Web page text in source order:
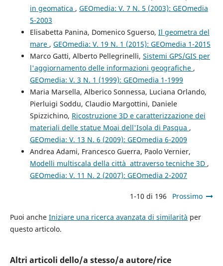
in geomatica , GEOmedia: V. 7 N. 5 (2003): GEOmedia
5-2003
Elisabetta Panina, Domenico Sguerso, Il geometra del
mare , GEOmedia: V. 19 N. 1 (2015): GEOmedia 1-2015
Marco Gatti, Alberto Pellegrinelli, Sistemi GPS/GIS per
l'aggiornamento delle informazioni geografiche ,
GEOmedia: V. 3 N. 1 (1999): GEOmedia 1-1999
Maria Marsella, Alberico Sonnessa, Luciana Orlando,
Pierluigi Soddu, Claudio Margottini, Daniele
Spizzichino, Ricostruzione 3D e caratterizzazione dei
materiali delle statue Moai dell'Isola di Pasqua ,
GEOmedia: V. 13 N. 6 (2009): GEOmedia 6-2009
Andrea Adami, Francesco Guerra, Paolo Vernier,
Modelli multiscala della città attraverso tecniche 3D ,
GEOmedia: V. 11 N. 2 (2007): GEOmedia 2-2007
1-10 di 196 Prossimo
Puoi anche Iniziare una ricerca avanzata di similarità per
questo articolo.
Altri articoli dello/a stesso/a autore/rice